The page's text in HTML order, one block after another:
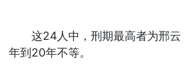
这24人中，刑期最高者为邢云
年到20年不等。